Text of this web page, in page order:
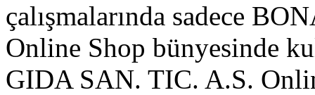
çalışmalarında sadece
Online Shop bünyesinde
GIDA SAN. TIC. A.S.